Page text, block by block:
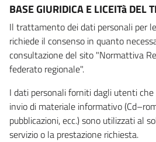
BASE GIURIDICA E LICEITà DEL
Il trattamento dei dati personali per
richiede il consenso in quanto
consultazione del sito "Normattiva
federato regionale".
I dati personali forniti dagli utenti
invio di materiale informativo
pubblicazioni, ecc.) sono utilizzati al
servizio o la prestazione richiesta.